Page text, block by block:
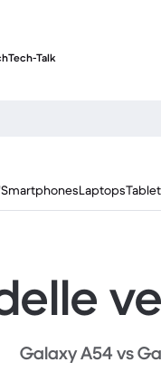
Tech-Talk
SmartphonesLaptops
Galaxy A54 vs